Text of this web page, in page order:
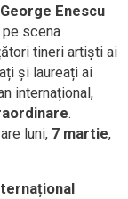
Enescu
scena
tineri artiști ai
și laureați ai
internațional,
.
luni, 7 martie,